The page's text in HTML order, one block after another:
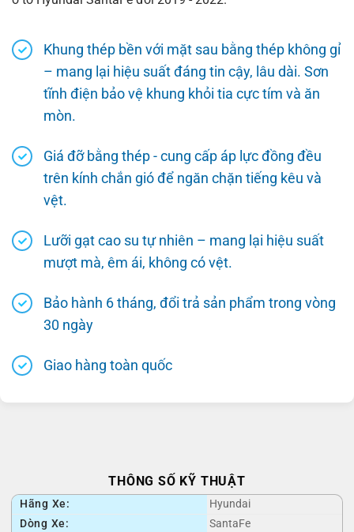
Khung thép bền với mặt sau bằng thép không gỉ
– mang lại hiệu suất đáng tin cậy, lâu dài. Sơn
tĩnh điện bảo vệ khung khỏi tia cực tím và ăn
mòn.
Giá đỡ bằng thép - cung cấp áp lực đồng đều
trên kính chắn gió để ngăn chặn tiếng kêu và
vệt.
Lưỡi gạt cao su tự nhiên – mang lại hiệu suất
mượt mà, êm ái, không có vệt.
Bảo hành 6 tháng, đổi trả sản phẩm trong vòng
30 ngày
Giao hàng toàn quốc
THÔNG SỐ KỸ THUẬT
Hãng Xe:
Hyundai
Dòng Xe:
SantaFe